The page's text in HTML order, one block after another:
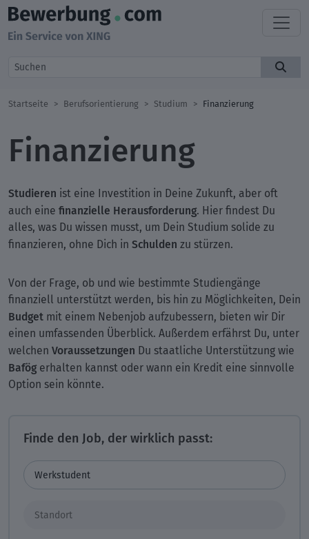
Startseite Berufsorientierung Studium Finanzierung
Finanzierung
Studieren ist eine Investition in Deine Zukunft, aber oft
auch eine finanzielle Herausforderung. Hier findest Du
alles, was Du wissen musst, um Dein Studium solide zu
finanzieren, ohne Dich in Schulden zu stürzen.
Von der Frage, ob und wie bestimmte Studiengänge
finanziell unterstützt werden, bis hin zu Möglichkeiten, Dein
Budget mit einem Nebenjob aufzubessern, bieten wir Dir
einen umfassenden Überblick. Außerdem erfährst Du, unter
welchen Voraussetzungen Du staatliche Unterstützung wie
Bafög erhalten kannst oder wann ein Kredit eine sinnvolle
Option sein könnte.
Finde den Job, der wirklich passt: